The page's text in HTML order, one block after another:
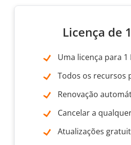
Licença de
Uma licença para 1
Todos os recursos
Renovação
Cancelar a
Atualizações